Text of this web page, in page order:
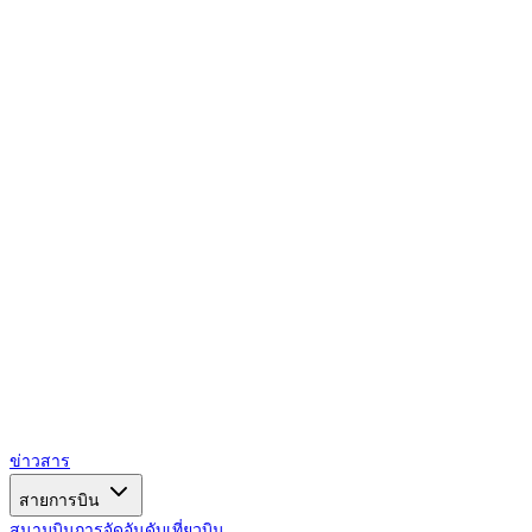
ข่าวสาร
สายการบิน